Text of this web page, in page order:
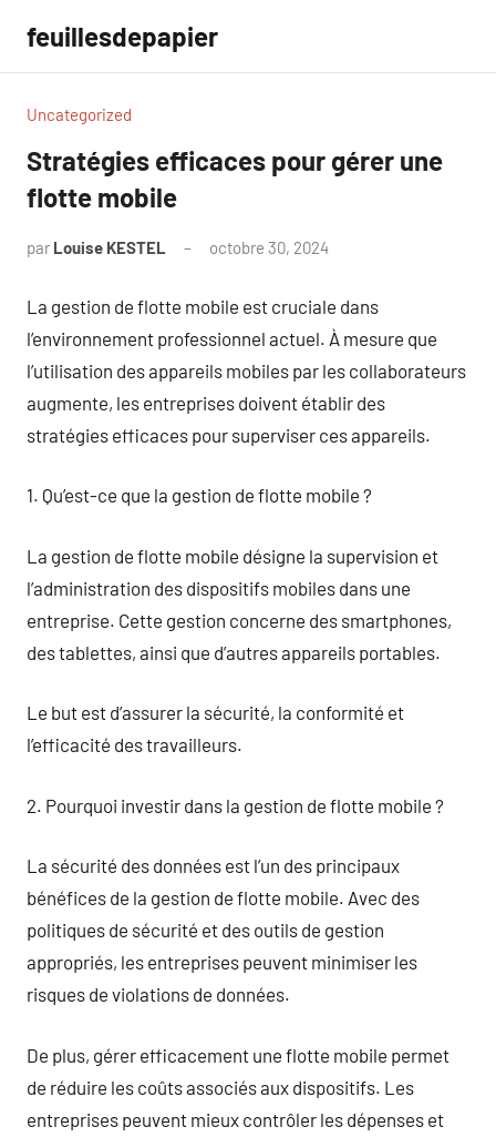
contenu
feuillesdepapier
Uncategorized
Stratégies efficaces pour gérer une
flotte mobile
par Louise KESTEL octobre 30, 2024
La gestion de flotte mobile est cruciale dans
l’environnement professionnel actuel. À mesure que
l’utilisation des appareils mobiles par les collaborateurs
augmente, les entreprises doivent établir des
stratégies efficaces pour superviser ces appareils.
1. Qu’est-ce que la gestion de flotte mobile ?
La gestion de flotte mobile désigne la supervision et
l’administration des dispositifs mobiles dans une
entreprise. Cette gestion concerne des smartphones,
des tablettes, ainsi que d’autres appareils portables.
Le but est d’assurer la sécurité, la conformité et
l’efficacité des travailleurs.
2. Pourquoi investir dans la gestion de flotte mobile ?
La sécurité des données est l’un des principaux
bénéfices de la gestion de flotte mobile. Avec des
politiques de sécurité et des outils de gestion
appropriés, les entreprises peuvent minimiser les
risques de violations de données.
De plus, gérer efficacement une flotte mobile permet
de réduire les coûts associés aux dispositifs. Les
entreprises peuvent mieux contrôler les dépenses et